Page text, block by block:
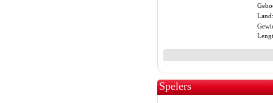
Land:
Spelers